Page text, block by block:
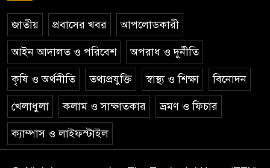
জাতীয় প্রবাসের খবর আপলোডকারী
আইন আদালত ও পরিবেশ অপরাধ ও দুর্নীতি
কৃষি ও অর্থনীতি তথ্যপ্রযুক্তি স্বাস্থ্য ও শিক্ষা বিনোদন
খেলাধুলা কলাম ও সাক্ষাতকার ভ্রমণ ও ফিচার
ক্যাম্পাস ও লাইফস্টাইল